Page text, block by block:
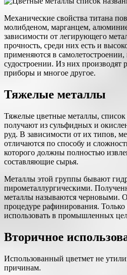
Механические свойства титана
молибденом, марганцем,
зависимости от легирующего
прочность, среди них есть и
применяются в
судостроении. Из них производят
приборы и многое другое.
Тяжелые металлы
Тяжелые цветные металлы,
получают из сульфидных и
руд. В зависимости от их типов,
отличаются по способу и
которого должны полностью
составляющие сырья.
Металлы этой группы бывают
пирометаллургическими.
металлы называются черновыми.
процедуре рафинирования.
использовать в промышленных
Вторичное
Использованный цветмет не
причинам.